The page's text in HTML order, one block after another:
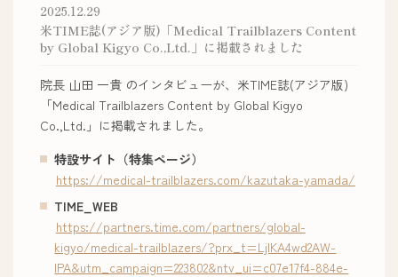
2025.12.29
米TIME誌(アジア版)「Medical Trailblazers Content
by Global Kigyo Co.,Ltd.」に掲載されました
院長 山田 一貴 のインタビューが、米TIME誌(アジア版)
「Medical Trailblazers Content by Global Kigyo
Co.,Ltd.」に掲載されました。
特設サイト（特集ページ）
https://medical-trailblazers.com/kazutaka-yamada/
TIME_WEB
https://partners.time.com/partners/global-
kigyo/medical-trailblazers/?prx_t=LjIKA4wd2AW-
IPA&utm_campaign=223802&ntv_ui=c07e17f4-884e-